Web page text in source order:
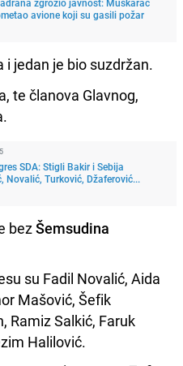
avione koji su gasili požar
jedan je bio suzdržan.
te članova Glavnog,
SDA: Stigli Bakir i Sebija
Novalić, Turković, Džaferović...
bezŠemsudina
su Fadil Novalić, Aida
Mašović, Šefik
Ramiz Salkić, Faruk
Halilović.